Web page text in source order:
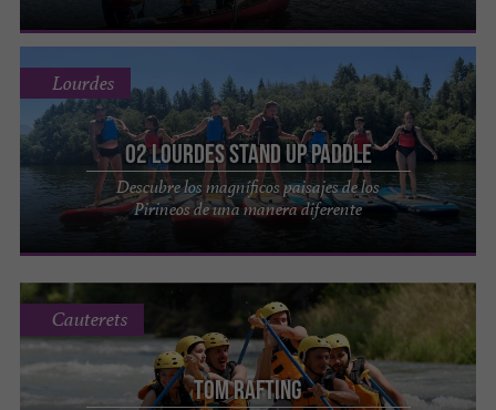
O2 Lourdes Stand Up Paddle
Descubre los magníficos paisajes de los
Pirineos de una manera diferente
Lourdes
Tom Rafting
Cauterets